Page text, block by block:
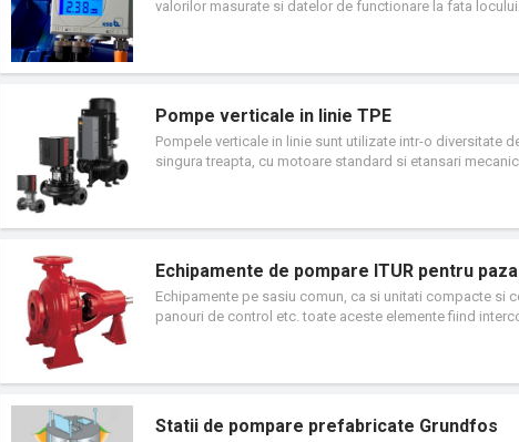
valorilor masurate si datelor de functionare la fata
punctului de functionare, pentru a semnaliza (atunci
conector M12, ceea ce permite imediat punerea in
Pompe verticale in linie TPE
Pompele verticale in linie sunt utilizate intr-o diversitate
singura treapta, cu motoare standard si etansari
lichidul pompat fata de alte pompe similare de tip rotor
incalzire in cladiri comerciale.
Echipamente de pompare ITUR pentru
Echipamente pe sasiu comun, ca si unitati compacte si
panouri de control etc. toate aceste elemente fiind
sasiuri independente si cu panouri de control. Sunt
Statii de pompare prefabricate Grundfos